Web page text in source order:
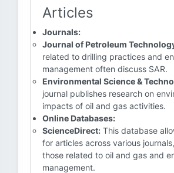
Articles
Journals:
Journal of Petroleum
related to drilling practices and
management often discuss SAR.
Environmental Science &
journal publishes research on
impacts of oil and gas activities.
Online Databases:
ScienceDirect: This database
for articles across various
those related to oil and gas and
management.